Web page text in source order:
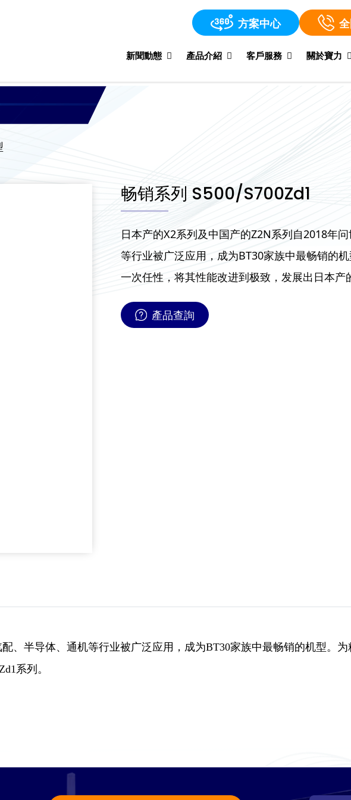
方案中心
新聞動態 產品介紹 客戶服務 關於寶力
畅销系列 S500/S700Zd1
日本产的X2系列及中国产的Z2N系列自2018年
等行业被广泛应用，成为BT30家族中最畅销的
一次任性，将其性能改进到极致，发展出日本产
產品查詢
、半导体、通机等行业被广泛应用，成为BT30家族中最畅销的机型。
系列。